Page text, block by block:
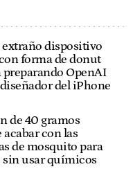
extraño dispositivo
forma de donut
preparando OpenAI
del iPhone
de 40 gramos
con las
de mosquito para
sin usar químicos